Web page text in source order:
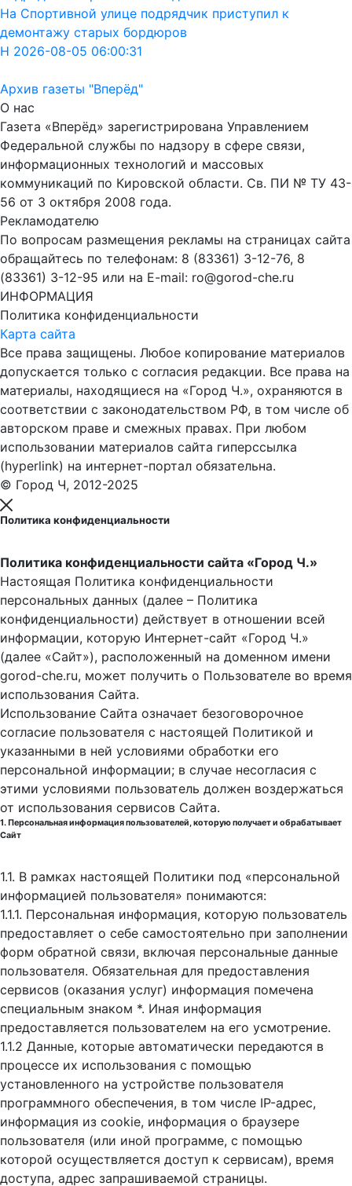
На Спортивной улице подрядчик приступил к
демонтажу старых бордюров
Н 2026-08-05 06:00:31
Архив газеты "Вперёд"
О нас
Газета «Вперёд» зарегистрирована Управлением
Федеральной службы по надзору в сфере связи,
информационных технологий и массовых
коммуникаций по Кировской области. Св. ПИ № ТУ 43-
56 от 3 октября 2008 года.
Рекламодателю
По вопросам размещения рекламы на страницах сайта
обращайтесь по телефонам: 8 (83361) 3-12-76, 8
(83361) 3-12-95 или на E-mail: ro@gorod-che.ru
ИНФОРМАЦИЯ
Политика конфиденциальности
Карта сайта
Все права защищены. Любое копирование материалов
допускается только с согласия редакции. Все права на
материалы, находящиеся на «Город Ч.», охраняются в
соответствии с законодательством РФ, в том числе об
авторском праве и смежных правах. При любом
использовании материалов сайта гиперссылка
(hyperlink) на интернет-портал обязательна.
© Город Ч, 2012-2025
Политика конфиденциальности
Политика конфиденциальности сайта «Город Ч.»
Настоящая Политика конфиденциальности
персональных данных (далее – Политика
конфиденциальности) действует в отношении всей
информации, которую Интернет-сайт «Город Ч.»
(далее «Сайт»), расположенный на доменном имени
gorod-che.ru, может получить о Пользователе во время
использования Cайта.
Использование Сайта означает безоговорочное
согласие пользователя с настоящей Политикой и
указанными в ней условиями обработки его
персональной информации; в случае несогласия с
этими условиями пользователь должен воздержаться
от использования сервисов Сайта.
1. Персональная информация пользователей, которую получает и обрабатывает
Сайт
1.1. В рамках настоящей Политики под «персональной
информацией пользователя» понимаются:
1.1.1. Персональная информация, которую пользователь
предоставляет о себе самостоятельно при заполнении
форм обратной связи, включая персональные данные
пользователя. Обязательная для предоставления
сервисов (оказания услуг) информация помечена
специальным знаком *. Иная информация
предоставляется пользователем на его усмотрение.
1.1.2 Данные, которые автоматически передаются в
процессе их использования с помощью
установленного на устройстве пользователя
программного обеспечения, в том числе IP-адрес,
информация из cookie, информация о браузере
пользователя (или иной программе, с помощью
которой осуществляется доступ к cервисам), время
доступа, адрес запрашиваемой страницы.